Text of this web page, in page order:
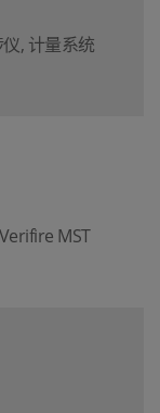
, 计量系统
MST